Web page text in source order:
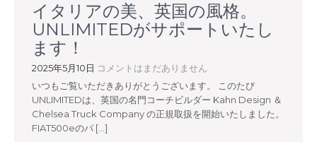
イタリアの美、英国の風格。
UNLIMITEDがサポートいたし
ます！
2025年5月10日 コメントはまだありません
いつもご覧いただきありがとうございます。 このたび
UNLIMITEDは、英国の名門コーチビルダー Kahn Design ＆
Chelsea Truck Company の正規取扱を開始いたしました。
FIAT500eのパ […]